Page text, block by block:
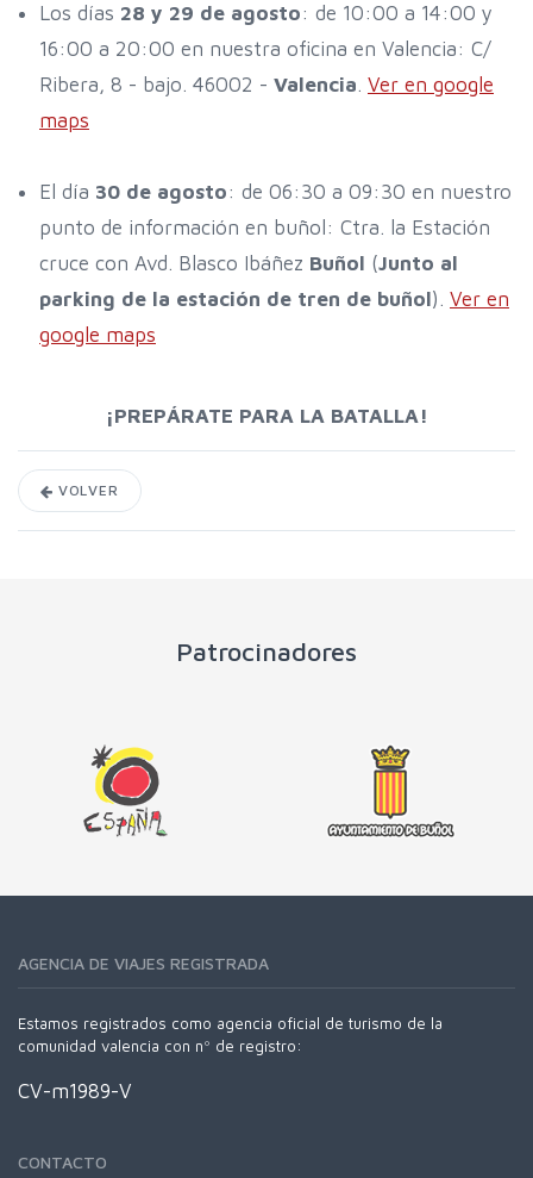
Los días 28 y 29 de agosto: de 10:00 a 14:00 y
16:00 a 20:00 en nuestra oficina en Valencia: C/
Ribera, 8 - bajo. 46002 - Valencia. Ver en google
maps
El día 30 de agosto: de 06:30 a 09:30 en nuestro
punto de información en buñol: Ctra. la Estación
cruce con Avd. Blasco Ibáñez Buñol (Junto al
parking de la estación de tren de buñol). Ver en
google maps
¡PREPÁRATE PARA LA BATALLA!
VOLVER
Patrocinadores
AGENCIA DE VIAJES REGISTRADA
Estamos registrados como agencia oficial de turismo de la
comunidad valencia con nº de registro:
CV-m1989-V
CONTACTO